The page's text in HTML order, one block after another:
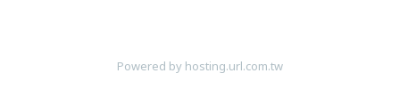
Powered by hosting.url.com.tw